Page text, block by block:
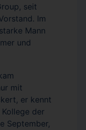
seit
Im
Mann
und
mit
er kennt
der
September,